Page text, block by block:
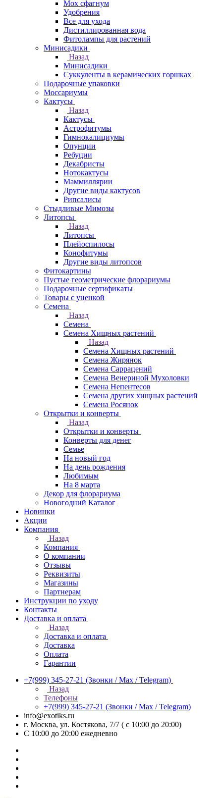
Мох сфагнум
Удобрения
Все для ухода
Дистиллированная вода
Фитолампы для растений
Минисадики
Назад
Минисадики
Суккуленты в керамических горшках
Подарочные упаковки
Моссариумы
Кактусы
Назад
Кактусы
Астрофитумы
Гимнокалициумы
Опунции
Ребуции
Декабристы
Нотокактусы
Маммиллярии
Другие виды кактусов
Рипсалисы
Стыдливые Мимозы
Литопсы
Назад
Литопсы
Плейоспилосы
Конофитумы
Другие виды литопсов
Фитокартины
Пустые геометрические флорариумы
Подарочные сертификаты
Товары с уценкой
Семена
Назад
Семена
Семена Хищных растений
Назад
Семена Хищных растений
Семена Жирянок
Семена Саррацений
Семена Венериной Мухоловки
Семена Непентесов
Семена других хищных растений
Семена Росянок
Открытки и конверты
Назад
Открытки и конверты
Конверты для денег
Семье
На новый год
На день рождения
Любимым
На 8 марта
Декор для флорариума
Новогодний Каталог
Новинки
Акции
Компания
Назад
Компания
О компании
Отзывы
Реквизиты
Магазины
Партнерам
Инструкции по уходу
Контакты
Доставка и оплата
Назад
Доставка и оплата
Доставка
Оплата
Гарантии
+7(999) 345-27-21 (Звонки / Max / Telegram)
Назад
Телефоны
+7(999) 345-27-21 (Звонки / Max / Telegram)
info@exotiks.ru
г. Москва, ул. Костякова, 7/7 ( с 10:00 до 20:00)
С 10:00 до 20:00 ежедневно